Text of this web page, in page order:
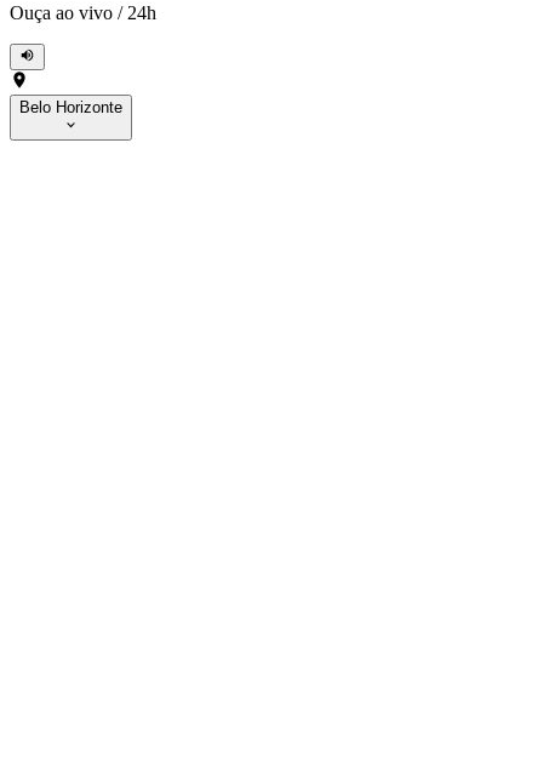
Ouça ao vivo / 24h
Belo Horizonte